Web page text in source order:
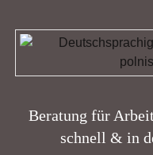
Beratung für
schnell & in